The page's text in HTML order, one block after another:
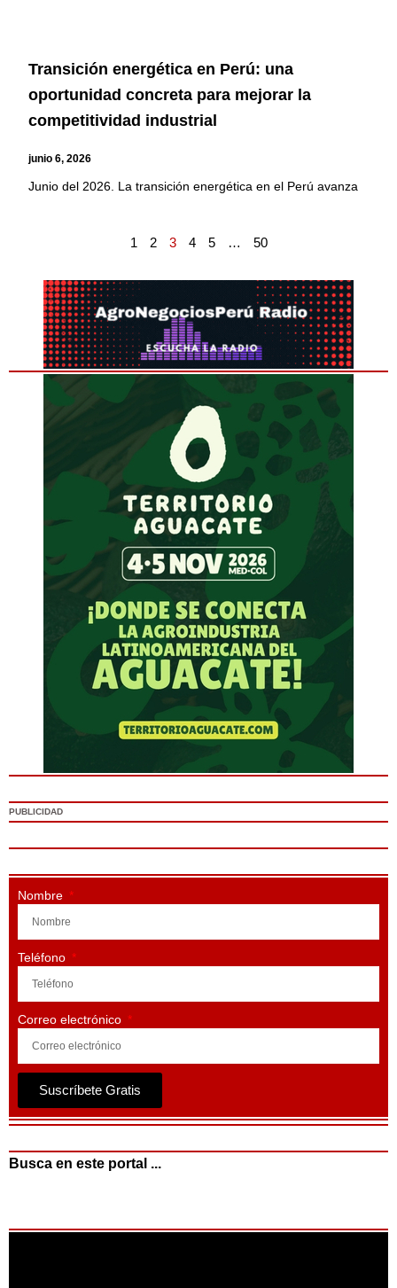
Transición energética en Perú: una
oportunidad concreta para mejorar la
competitividad industrial
junio 6, 2026
Junio del 2026. La transición energética en el Perú avanza
1 2 3 4 5 … 50
PUBLICIDAD
Nombre
Teléfono
Correo electrónico
Suscríbete Gratis
Busca en este portal ...